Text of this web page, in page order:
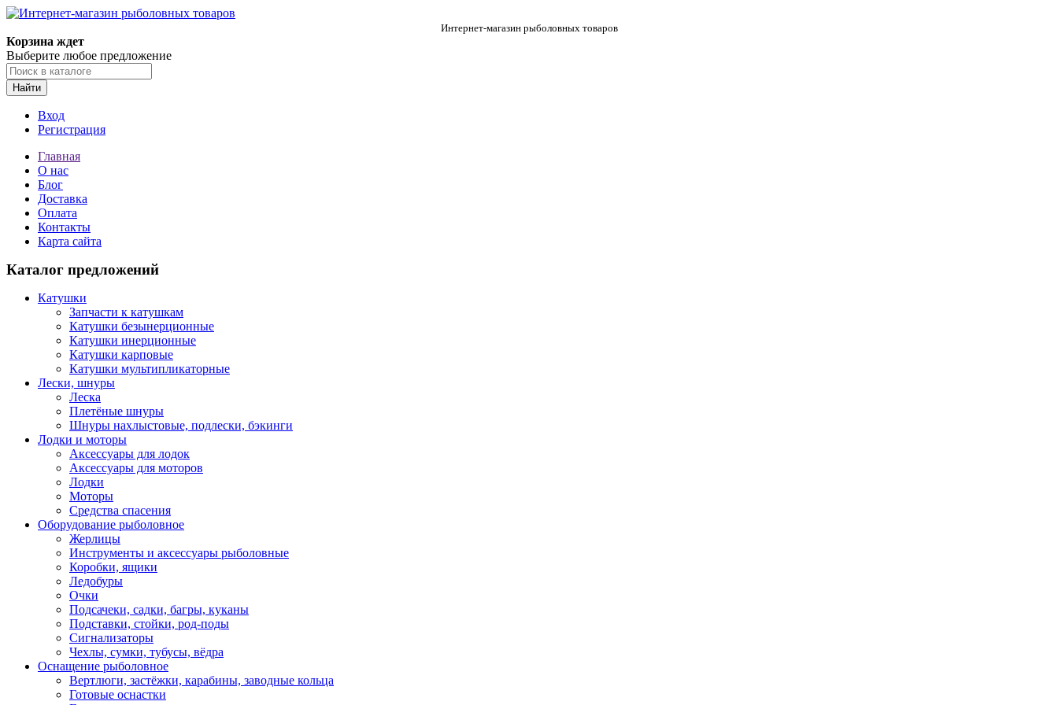
Интернет-магазин рыболовных товаров
Корзина ждет
Выберите любое предложение
Найти
Вход
Регистрация
Главная
О нас
Блог
Доставка
Оплата
Контакты
Карта сайта
Каталог предложений
Катушки
Запчасти к катушкам
Катушки безынерционные
Катушки инерционные
Катушки карповые
Катушки мультипликаторные
Лески, шнуры
Леска
Плетёные шнуры
Шнуры нахлыстовые, подлески, бэкинги
Лодки и моторы
Аксессуары для лодок
Аксессуары для моторов
Лодки
Моторы
Средства спасения
Оборудование рыболовное
Жерлицы
Инструменты и аксессуары рыболовные
Коробки, ящики
Ледобуры
Очки
Подсачеки, садки, багры, куканы
Подставки, стойки, род-поды
Сигнализаторы
Чехлы, сумки, тубусы, вёдра
Оснащение рыболовное
Вертлюги, застёжки, карабины, заводные кольца
Готовые оснастки